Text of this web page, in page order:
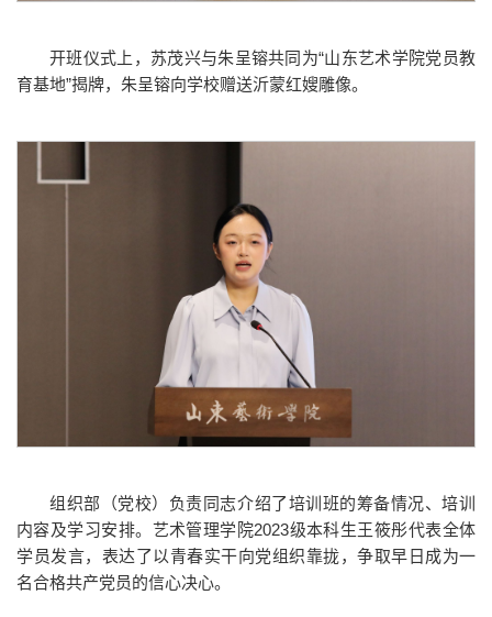
开班仪式上，苏茂兴与朱呈镕共同为“山东艺术学院党员教
育基地”揭牌，朱呈镕向学校赠送沂蒙红嫂雕像。
组织部（党校）负责同志介绍了培训班的筹备情况、培训
内容及学习安排。艺术管理学院2023级本科生王筱彤代表全体
学员发言，表达了以青春实干向党组织靠拢，争取早日成为一
名合格共产党员的信心决心。